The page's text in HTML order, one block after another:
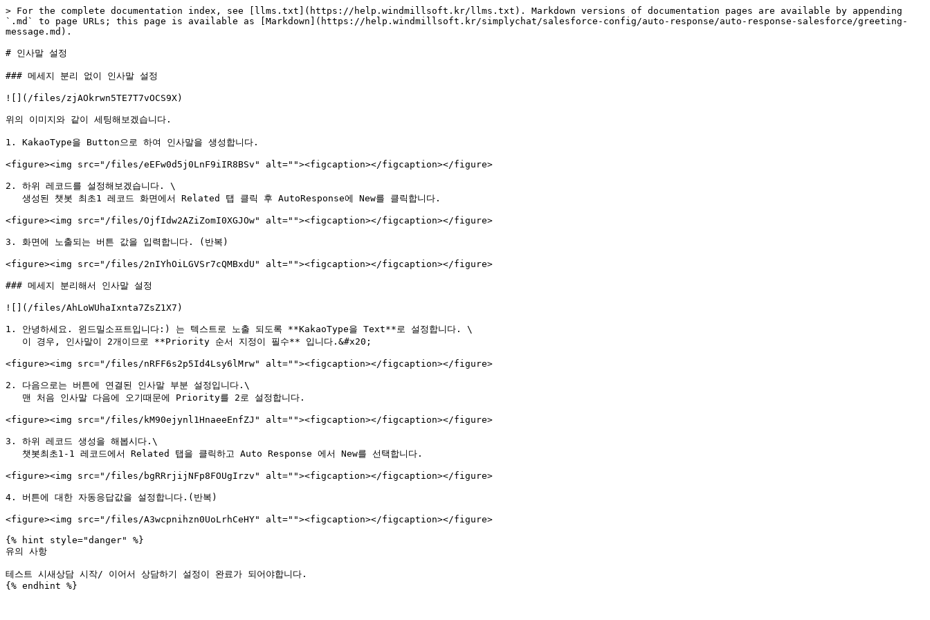
> For the complete documentation index, see [llms.txt](https://help.windmillsoft.kr/llms.txt). Markdown versions of documentation pages are available by appending
`.md` to page URLs; this page is available as [Markdown](https://help.windmillsoft.kr/simplychat/salesforce-config/auto-response/auto-response-salesforce/greeting-
message.md).
# 인사말 설정
### 메세지 분리 없이 인사말 설정
![](/files/zjAOkrwn5TE7T7vOCS9X)
위의 이미지와 같이 세팅해보겠습니다.
1. KakaoType을 Button으로 하여 인사말을 생성합니다.
<figure><img src="/files/eEFw0d5j0LnF9iIR8BSv" alt=""><figcaption></figcaption></figure>
2. 하위 레코드를 설정해보겠습니다. \
<figure><img src="/files/OjfIdw2AZiZomI0XGJOw" alt=""><figcaption></figcaption></figure>
3. 화면에 노출되는 버튼 값을 입력합니다. (반복)
<figure><img src="/files/2nIYhOiLGVSr7cQMBxdU" alt=""><figcaption></figcaption></figure>
### 메세지 분리해서 인사말 설정
![](/files/AhLoWUhaIxnta7ZsZ1X7)
1. 안녕하세요. 윈드밀소프트입니다:) 는 텍스트로 노출 되도록 **KakaoType을 Text**로 설정합니다. \
<figure><img src="/files/nRFF6s2p5Id4Lsy6lMrw" alt=""><figcaption></figcaption></figure>
2. 다음으로는 버튼에 연결된 인사말 부분 설정입니다.\
<figure><img src="/files/kM90ejynl1HnaeeEnfZJ" alt=""><figcaption></figcaption></figure>
3. 하위 레코드 생성을 해봅시다.\
<figure><img src="/files/bgRRrjijNFp8FOUgIrzv" alt=""><figcaption></figcaption></figure>
4. 버튼에 대한 자동응답값을 설정합니다.(반복)
<figure><img src="/files/A3wcpnihzn0UoLrhCeHY" alt=""><figcaption></figcaption></figure>
{% hint style="danger" %}
유의 사항
테스트 시새상담 시작/ 이어서 상담하기 설정이 완료가 되어야합니다.